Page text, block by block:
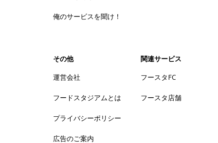
俺のサービスを聞け！
その他
運営会社
フードスタジアムとは
プライバシーポリシー
広告のご案内
関連サービス
フースタFC
フースタ店舗